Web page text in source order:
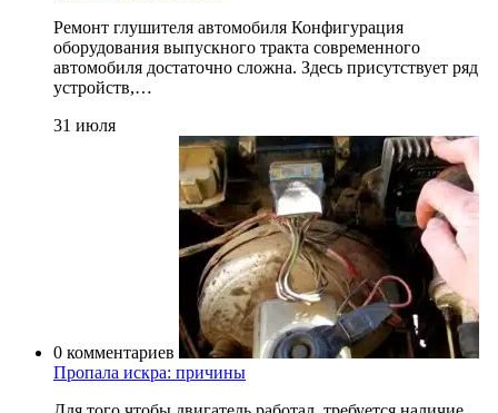
Ремонт глушителя автомобиля Конфигурация
оборудования выпускного тракта современного
автомобиля достаточно сложна. Здесь присутствует ряд
устройств,…
31 июля
0 комментариев
Пропала искра: причины